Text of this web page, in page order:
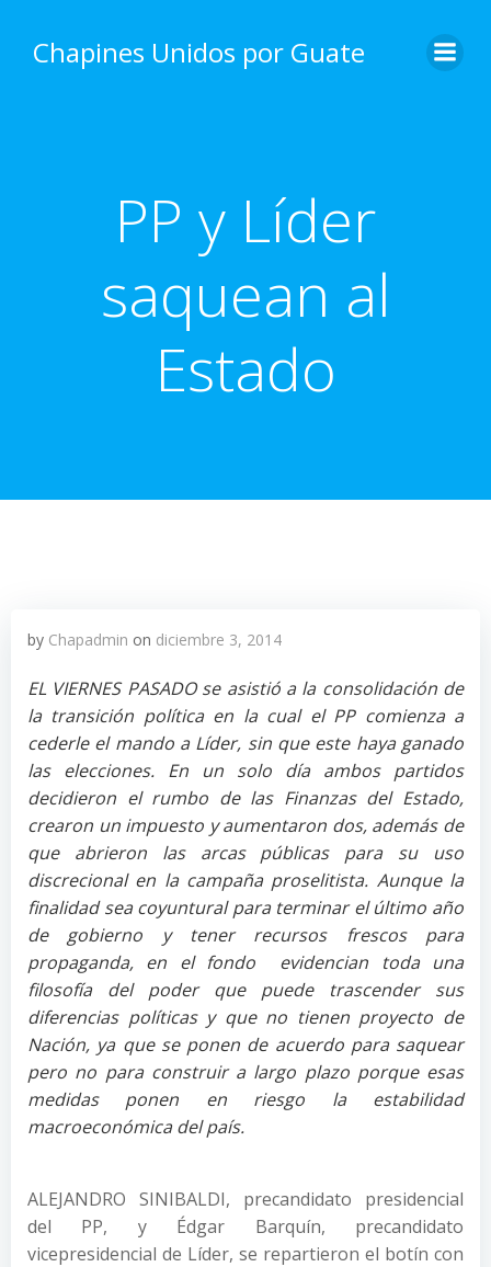
content
Chapines Unidos por Guate
PP y Líder
saquean al
Estado
by Chapadmin on diciembre 3, 2014
EL VIERNES PASADO se asistió a la consolidación de
la transición política en la cual el PP comienza a
cederle el mando a Líder, sin que este haya ganado
las elecciones. En un solo día ambos partidos
decidieron el rumbo de las Finanzas del Estado,
crearon un impuesto y aumentaron dos, además de
que abrieron las arcas públicas para su uso
discrecional en la campaña proselitista. Aunque la
finalidad sea coyuntural para terminar el último año
de gobierno y tener recursos frescos para
propaganda, en el fondo evidencian toda una
filosofía del poder que puede trascender sus
diferencias políticas y que no tienen proyecto de
Nación, ya que se ponen de acuerdo para saquear
pero no para construir a largo plazo porque esas
medidas ponen en riesgo la estabilidad
macroeconómica del país.
ALEJANDRO SINIBALDI, precandidato presidencial
del PP, y Édgar Barquín, precandidato
vicepresidencial de Líder, se repartieron el botín con